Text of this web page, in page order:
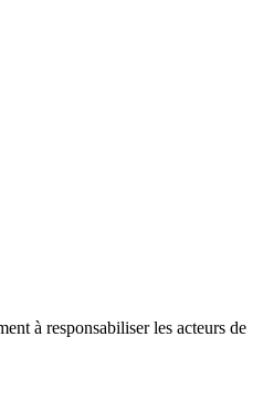
à responsabiliser les acteurs de